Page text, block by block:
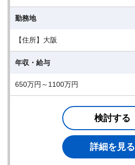
勤務地
【住所】大阪
年収・給与
650万円～1100万円
検討する
詳細を見る